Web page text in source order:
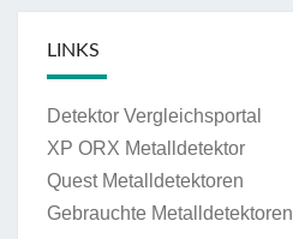
LINKS
Detektor Vergleichsportal
XP ORX Metalldetektor
Quest Metalldetektoren
Gebrauchte Metalldetektoren